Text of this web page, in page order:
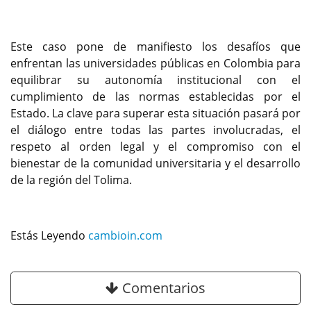
Este caso pone de manifiesto los desafíos que
enfrentan las universidades públicas en Colombia para
equilibrar su autonomía institucional con el
cumplimiento de las normas establecidas por el
Estado. La clave para superar esta situación pasará por
el diálogo entre todas las partes involucradas, el
respeto al orden legal y el compromiso con el
bienestar de la comunidad universitaria y el desarrollo
de la región del Tolima.
Estás Leyendo cambioin.com
Comentarios